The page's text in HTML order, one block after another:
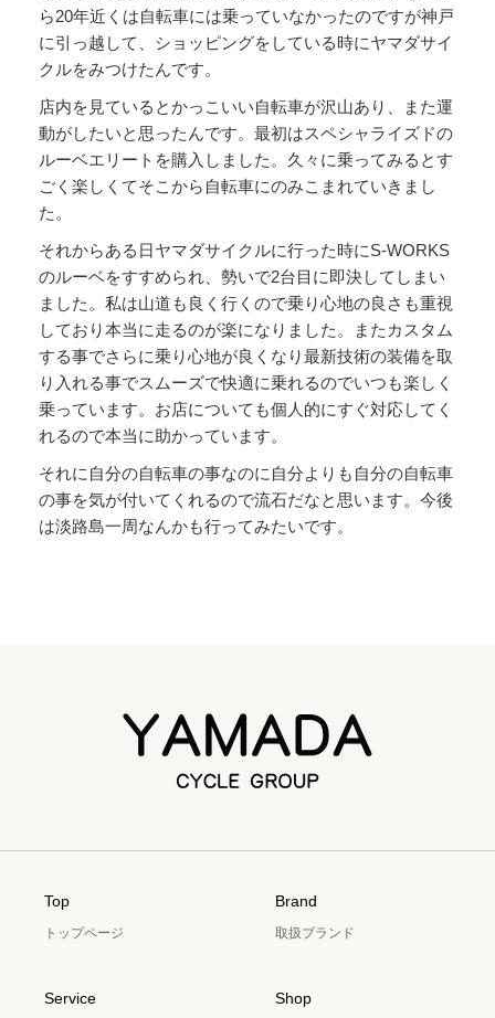
ら20年近くは自転車には乗っていなかったのですが神戸
に引っ越して、ショッピングをしている時にヤマダサイ
クルをみつけたんです。
店内を見ているとかっこいい自転車が沢山あり、また運
動がしたいと思ったんです。最初はスペシャライズドの
ルーベエリートを購入しました。久々に乗ってみるとす
ごく楽しくてそこから自転車にのみこまれていきまし
た。
それからある日ヤマダサイクルに行った時にS-WORKS
のルーベをすすめられ、勢いで2台目に即決してしまい
ました。私は山道も良く行くので乗り心地の良さも重視
しており本当に走るのが楽になりました。またカスタム
する事でさらに乗り心地が良くなり最新技術の装備を取
り入れる事でスムーズで快適に乗れるのでいつも楽しく
乗っています。お店についても個人的にすぐ対応してく
れるので本当に助かっています。
それに自分の自転車の事なのに自分よりも自分の自転車
の事を気が付いてくれるので流石だなと思います。今後
は淡路島一周なんかも行ってみたいです。
Top
トップページ
Brand
取扱ブランド
Service Shop